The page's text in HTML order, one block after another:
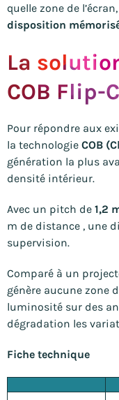
quelle zone de
disposition
La
COB Flip-
Pour répondre aux
la technologie COB
génération la plus
densité intérieur.
Avec un pitch de 1,2
m de distance , une
supervision.
Comparé à un
génère aucune zone
luminosité sur des
dégradation les
Fiche technique